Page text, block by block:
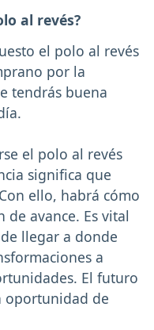
al revés?
el polo al revés
por la
tendrás buena
el polo al revés
significa que
ello, habrá cómo
de avance. Es vital
llegar a donde
a
El futuro
oportunidad de